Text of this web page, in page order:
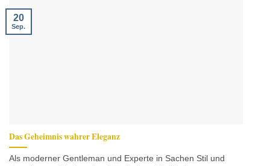
Das Geheimnis wahrer Eleganz
Als moderner Gentleman und Experte in Sachen Stil und
20
Sep.